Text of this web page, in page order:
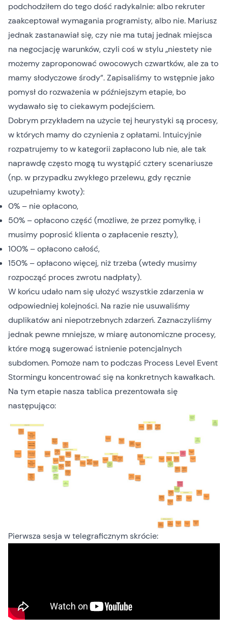
podchodziłem do tego dość radykalnie: albo rekruter
zaakceptował wymagania programisty, albo nie. Mariusz
jednak zastanawiał się, czy nie ma tutaj jednak miejsca
na negocjację warunków, czyli coś w stylu „niestety nie
możemy zaproponować owocowych czwartków, ale za to
mamy słodyczowe środy”. Zapisaliśmy to wstępnie jako
pomysł do rozważenia w późniejszym etapie, bo
wydawało się to ciekawym podejściem.
Dobrym przykładem na użycie tej heurystyki są procesy,
w których mamy do czynienia z opłatami. Intuicyjnie
rozpatrujemy to w kategorii zapłacono lub nie, ale tak
naprawdę często mogą tu wystąpić cztery scenariusze
(np. w przypadku zwykłego przelewu, gdy ręcznie
uzupełniamy kwoty):
0% – nie opłacono,
50% – opłacono część (możliwe, że przez pomyłkę, i
musimy poprosić klienta o zapłacenie reszty),
100% – opłacono całość,
150% – opłacono więcej, niż trzeba (wtedy musimy
rozpocząć proces zwrotu nadpłaty).
W końcu udało nam się ułożyć wszystkie zdarzenia w
odpowiedniej kolejności. Na razie nie usuwaliśmy
duplikatów ani niepotrzebnych zdarzeń. Zaznaczyliśmy
jednak pewne mniejsze, w miarę autonomiczne procesy,
które mogą sugerować istnienie potencjalnych
subdomen. Pomoże nam to podczas Process Level Event
Stormingu koncentrować się na konkretnych kawałkach.
Na tym etapie nasza tablica prezentowała się
następująco:
Pierwsza sesja w telegraficznym skrócie: